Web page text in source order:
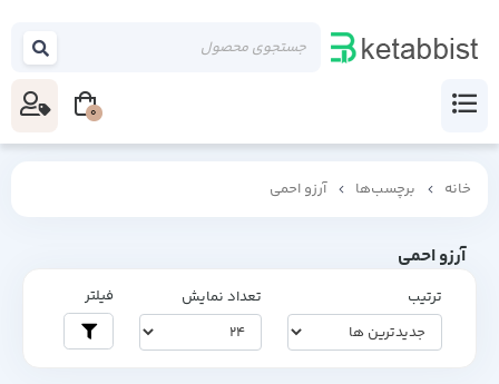
خانه برچسب‌ها آرزو احمی
آرزو احمی
ترتیب تعداد نمایش فیلتر
0